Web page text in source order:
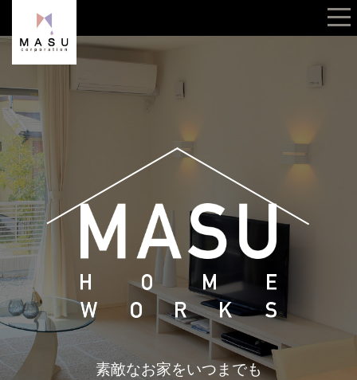
素敵なお家をいつまでも